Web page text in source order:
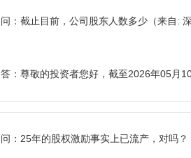
问： 截止目前，公司股东人数多少 （来自:
答： 尊敬的投资者您好，截至2026年05月
问： 25年的股权激励事实上已流产，对吗？